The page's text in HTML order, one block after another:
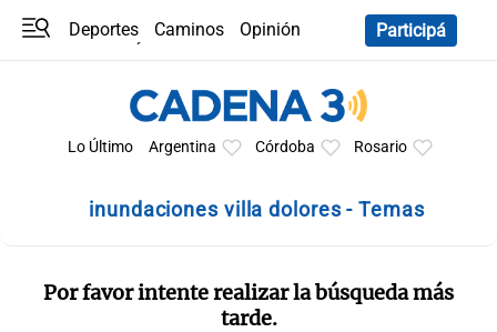
Deportes Caminos
Opinión
Participá
Lo Último Argentina Córdoba Rosario
inundaciones villa dolores - Temas
Por favor intente realizar la búsqueda más
tarde.